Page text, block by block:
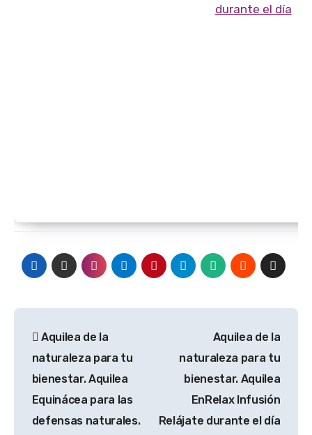
de
entradas
Aquilea de la
naturaleza para tu
bienestar. Aquilea
Equinácea para las
defensas naturales.
Aquilea de la
naturaleza para tu
bienestar. Aquilea
EnRelax Infusión
Relájate durante el día